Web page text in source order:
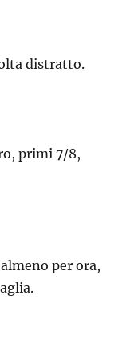
distratto.
primi 7/8,
per ora,